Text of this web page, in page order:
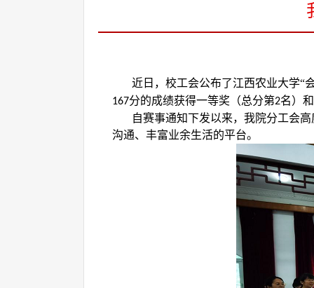
近日，校工会公布了江西农业大学“
167分的成绩获得一等奖（总分第2名）
自赛事通知下发以来，我院分工会
沟通、丰富业余生活的平台。